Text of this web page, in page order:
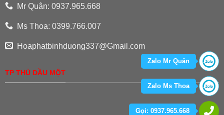
Mr Quân: 0937.965.668
Ms Thoa: 0399.766.007
Hoaphatbinhduong337@Gmail.com
TP THỦ DẦU MỘT
Zalo Mr Quân
Zalo Ms Thoa
Gọi: 0937.965.668